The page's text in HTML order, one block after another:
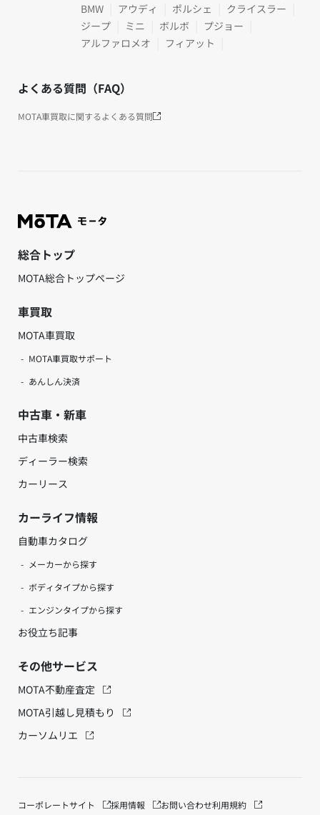
BMW
アウディ ポルシェ
クライスラー
ジープ
ミニ ボルボ
プジョー
アルファロメオ
フィアット
よくある質問（FAQ）
MOTA車買取に関するよくある質問
総合トップ
MOTA総合トップページ
車買取
MOTA車買取
MOTA車買取サポート
あんしん決済
中古車・新車
中古車検索
ディーラー検索
カーリース
カーライフ情報
自動車カタログ
メーカーから探す
ボディタイプから探す
エンジンタイプから探す
お役立ち記事
その他サービス
MOTA不動産査定
MOTA引越し見積もり
カーソムリエ
コーポレートサイト 採用情報 お問い合わせ利用規約